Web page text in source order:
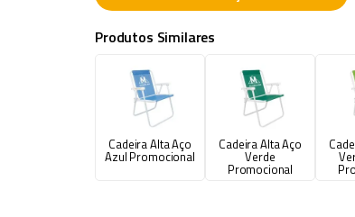
Produtos Similares
Cadeira Alta Aço
Azul Promocional
Cadeira Alta Aço
Verde
Promocional